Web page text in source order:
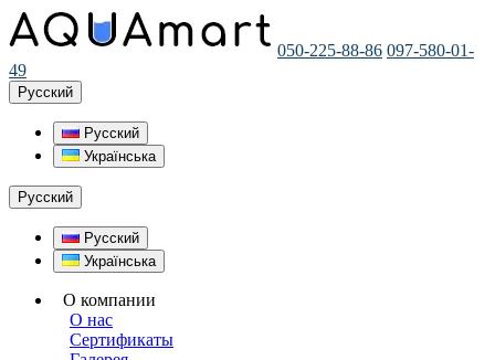
050-225-88-86 097-580-01-
49
Русский
Русский
Українська
Русский
Русский
Українська
О компании
О нас
Сертификаты